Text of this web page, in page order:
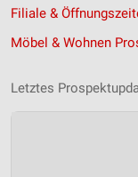
Filiale &
Möbel & Wohnen
Letztes